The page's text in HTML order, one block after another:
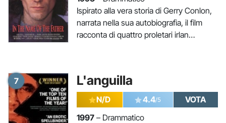
Ispirato alla vera storia di Gerry Conlon,
narrata nella sua autobiografia, il film
racconta di quattro proletari irlan…
7 L'anguilla
N/D 4.4/5
VOTA
1997 – Drammatico